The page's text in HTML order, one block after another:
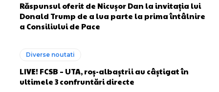
Răspunsul oferit de Nicușor Dan la invitația lui
Donald Trump de a lua parte la prima întâlnire
a Consiliului de Pace
Diverse noutati
LIVE! FCSB – UTA, roș-albaștrii au câștigat în
ultimele 3 confruntări directe